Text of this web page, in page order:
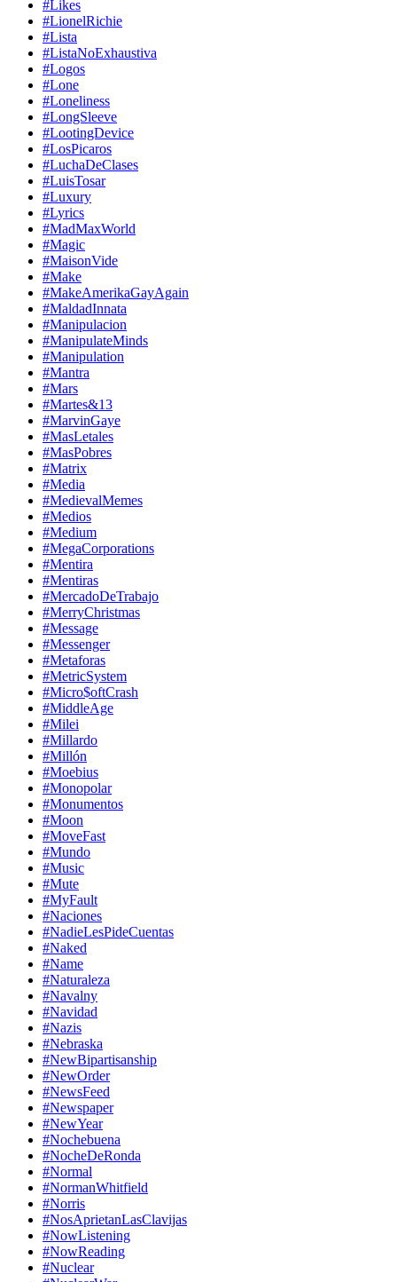
#Likes
#LionelRichie
#Lista
#ListaNoExhaustiva
#Logos
#Lone
#Loneliness
#LongSleeve
#LootingDevice
#LosPicaros
#LuchaDeClases
#LuisTosar
#Luxury
#Lyrics
#MadMaxWorld
#Magic
#MaisonVide
#Make
#MakeAmerikaGayAgain
#MaldadInnata
#Manipulacion
#ManipulateMinds
#Manipulation
#Mantra
#Mars
#Martes&13
#MarvinGaye
#MasLetales
#MasPobres
#Matrix
#Media
#MedievalMemes
#Medios
#Medium
#MegaCorporations
#Mentira
#Mentiras
#MercadoDeTrabajo
#MerryChristmas
#Message
#Messenger
#Metaforas
#MetricSystem
#Micro$oftCrash
#MiddleAge
#Milei
#Millardo
#Millón
#Moebius
#Monopolar
#Monumentos
#Moon
#MoveFast
#Mundo
#Music
#Mute
#MyFault
#Naciones
#NadieLesPideCuentas
#Naked
#Name
#Naturaleza
#Navalny
#Navidad
#Nazis
#Nebraska
#NewBipartisanship
#NewOrder
#NewsFeed
#Newspaper
#NewYear
#Nochebuena
#NocheDeRonda
#Normal
#NormanWhitfield
#Norris
#NosAprietanLasClavijas
#NowListening
#NowReading
#Nuclear